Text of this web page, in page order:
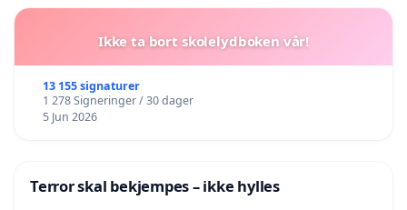
Ikke ta bort skolelydboken vår!
13 155 signaturer
1 278 Signeringer / 30 dager
5 Jun 2026
Terror skal bekjempes – ikke hylles